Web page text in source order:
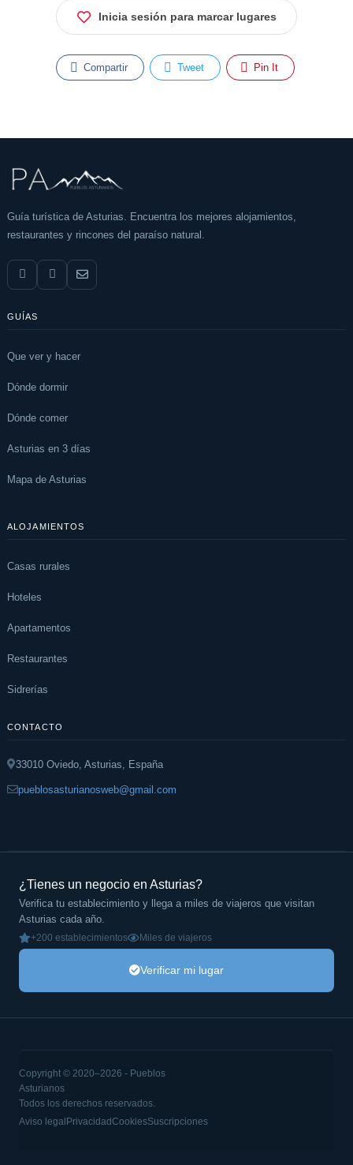
Inicia sesión para marcar lugares
Compartir Tweet Pin It
Guía turística de Asturias. Encuentra los mejores alojamientos,
restaurantes y rincones del paraíso natural.
GUÍAS
Que ver y hacer
Dónde dormir
Dónde comer
Asturias en 3 días
Mapa de Asturias
ALOJAMIENTOS
Casas rurales
Hoteles
Apartamentos
Restaurantes
Sidrerías
CONTACTO
33010 Oviedo, Asturias, España
pueblosasturianosweb@gmail.com
¿Tienes un negocio en Asturias?
Verifica tu establecimiento y llega a miles de viajeros que visitan
Asturias cada año.
+200 establecimientos Miles de viajeros
Verificar mi lugar
Copyright © 2020–2026 - Pueblos
Asturianos
Todos los derechos reservados.
Aviso legalPrivacidadCookiesSuscripciones